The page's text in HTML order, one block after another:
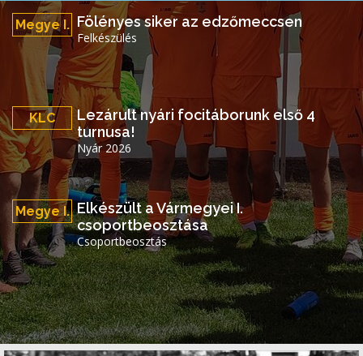
Megye I. Fölényes siker az edzőmeccsen
Felkészülés
KLC
Lezárult nyári focitáborunk első 4
turnusa!
Nyár 2026
Megye I. Elkészült a Vármegyei I.
csoportbeosztása
Csoportbeosztás